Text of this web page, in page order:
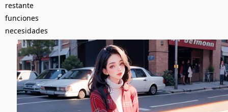
restante
funciones
necesidades